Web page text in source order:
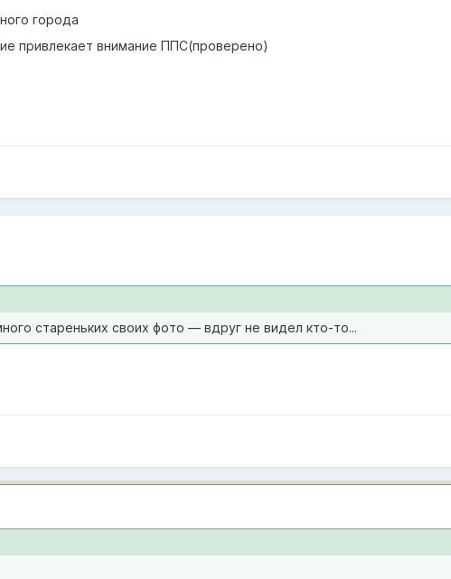
города
привлекает внимание ППС(проверено)
стареньких своих фото — вдруг не видел кто-то...